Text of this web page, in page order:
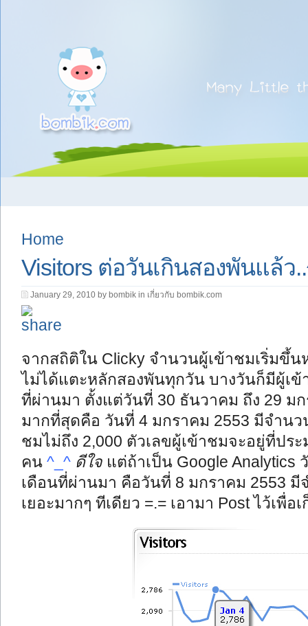
Home
Visitors ต่อวันเกินสองพันแล้ว
January 29, 2010 by bombik in เกี่ยวกับ bombik.com
จากสถิติใน Clicky จำนวนผู้เข้าชมเริ่มขึ้
ไม่ได้แตะหลักสองพันทุกวัน บางวันก็มีผู้เ
ที่ผ่านมา ตั้งแต่วันที่ 30 ธันวาคม ถึง 29 ม
มากที่สุดคือ วันที่ 4 มกราคม 2553 มีจำน
ชมไม่ถึง 2,000 ตัวเลขผู้เข้าชมจะอยู่ที่ปร
คน ^_^ ดีใจ แต่ถ้าเป็น Google
เดือนที่ผ่านมา คือวันที่ 8 มกราคม 2553 มี
เยอะมากๆ ทีเดียว =.= เอามา Post ไว้เพื่